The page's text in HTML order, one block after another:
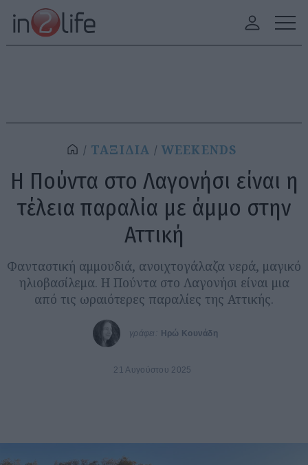
ΤΑΞΙΔΙΑ WEEKENDS
Η Πούντα στο Λαγονήσι είναι η
τέλεια παραλία με άμμο στην
Αττική
Φανταστική αμμουδιά, ανοιχτογάλαζα νερά, μαγικό
ηλιοβασίλεμα. Η Πούντα στο Λαγονήσι είναι μια
από τις ωραιότερες παραλίες της Αττικής.
γράφει: Ηρώ Κουνάδη
21 Αυγούστου 2025